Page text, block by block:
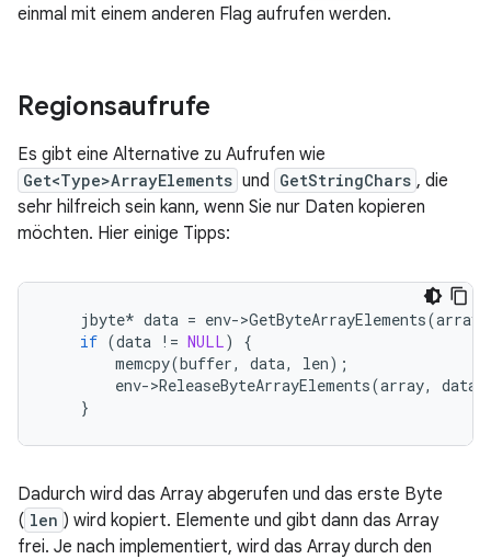
einmal mit einem anderen Flag aufrufen werden.
Regionsaufrufe
Es gibt eine Alternative zu Aufrufen wie
Get<Type>ArrayElements und GetStringChars , die
sehr hilfreich sein kann, wenn Sie nur Daten kopieren
möchten. Hier einige Tipps:
jbyte* data = env->GetByteArrayElements(array
if (data != NULL)
{
memcpy(buffer, data, len);
env->ReleaseByteArrayElements(array, data
}
Dadurch wird das Array abgerufen und das erste Byte
( len ) wird kopiert. Elemente und gibt dann das Array
frei. Je nach implementiert, wird das Array durch den